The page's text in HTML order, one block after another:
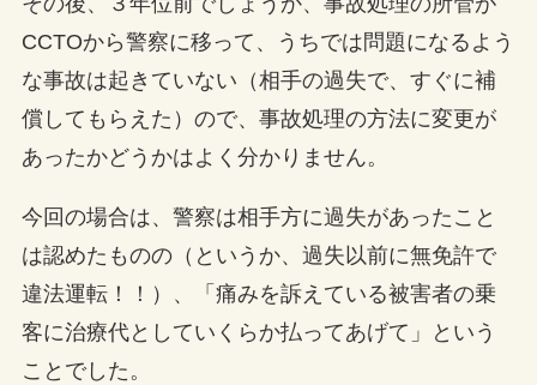
CCTOから警察に移って、うちでは問題になるよう
な事故は起きていない（相手の過失で、すぐに補
償してもらえた）ので、事故処理の方法に変更が
あったかどうかはよく分かりません。
今回の場合は、警察は相手方に過失があったこと
は認めたものの（というか、過失以前に無免許で
違法運転！！）、「痛みを訴えている被害者の乗
客に治療代としていくらか払ってあげて」という
ことでした。